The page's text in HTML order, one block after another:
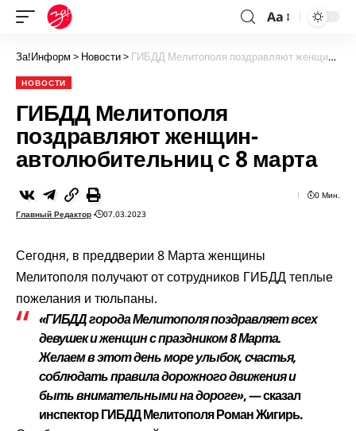
Aa
За!Информ > Новости> ГИБДД Мелитополя поздравляют женщин-автолюбительниц с 8 марта
НОВОСТИ
ГИБДД Мелитополя
поздравляют женщин-
автолюбительниц с 8 марта
Главный Редактор 07.03.2023
0 Мин.
Сегодня, в преддверии 8 Марта женщины
Мелитополя получают от сотрудников ГИБДД теплые
пожелания и тюльпаны.
«ГИБДД города Мелитополя поздравляет всех
девушек и женщин с праздником 8 Марта.
Желаем в этот день море улыбок, счастья,
соблюдать правила дорожного движения и
быть внимательными на дороге», — сказал
инспектор ГИБДД Мелитополя Роман Жигирь.